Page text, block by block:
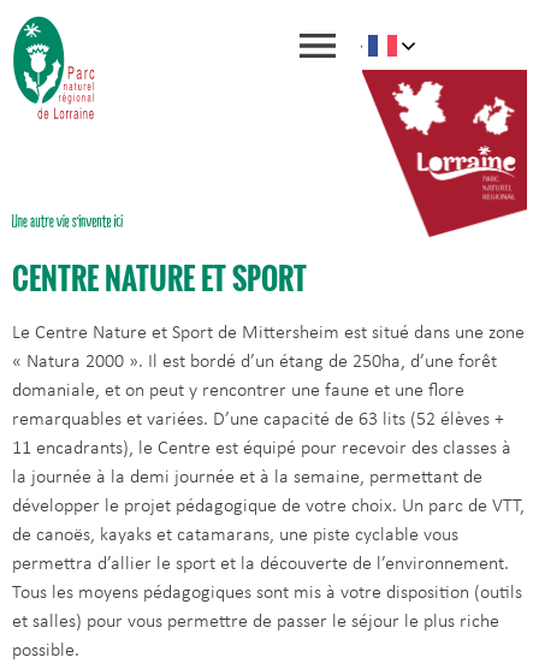
CENTRE NATURE ET SPORT
Le Centre Nature et Sport de Mittersheim est situé dans une zone
« Natura 2000 ». Il est bordé d’un étang de 250ha, d’une forêt
domaniale, et on peut y rencontrer une faune et une flore
remarquables et variées. D’une capacité de 63 lits (52 élèves +
11 encadrants), le Centre est équipé pour recevoir des classes à
la journée à la demi journée et à la semaine, permettant de
développer le projet pédagogique de votre choix. Un parc de VTT,
de canoës, kayaks et catamarans, une piste cyclable vous
permettra d’allier le sport et la découverte de l’environnement.
Tous les moyens pédagogiques sont mis à votre disposition (outils
et salles) pour vous permettre de passer le séjour le plus riche
possible.